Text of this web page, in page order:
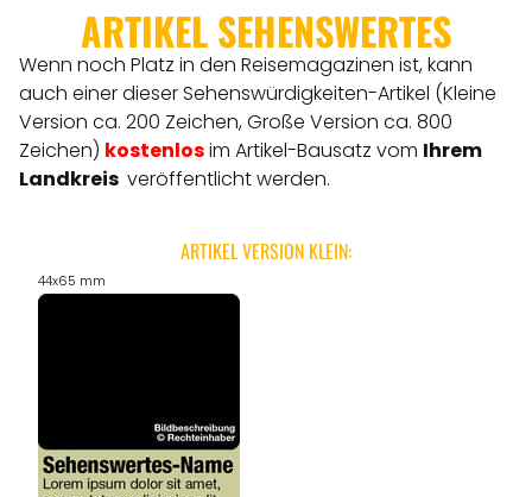
ARTIKEL SEHENSWERTES
Wenn noch Platz in den Reisemagazinen ist, kann
auch einer dieser Sehenswürdigkeiten-Artikel (Kleine
Version ca. 200 Zeichen, Große Version ca. 800
Zeichen) kostenlosim Artikel-Bausatz vom Ihrem
Landkreis veröffentlicht werden.
ARTIKEL VERSION KLEIN:
44x65 mm